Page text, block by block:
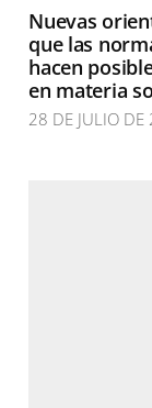
Nuevas
que las
hacen
en materia
28 DE JULIO